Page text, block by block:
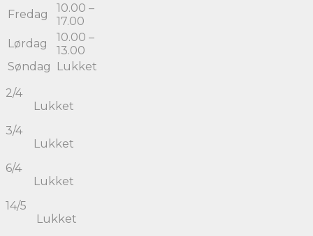
Fredag
10.00 –
17.00
Lørdag
10.00 –
13.00
Søndag
Lukket
2/4
Lukket
3/4
Lukket
6/4
Lukket
14/5
Lukket